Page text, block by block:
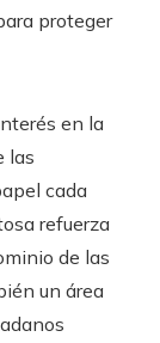
proteger
en la
las
cada
refuerza
de las
un área